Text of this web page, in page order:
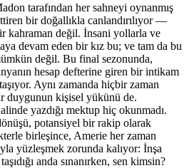
tarafından her sahneyi oynanmış
bir doğallıkla canlandırılıyor —
kahraman değil. İnsani yollarla ve
devam eden bir kız bu; ve tam da bu
değil. Bu final sezonunda,
hesap defterine giren bir intikam
Aynı zamanda hiçbir zaman
duygunun kişisel yükünü de.
yazdığı mektup hiç okunmadı.
potansiyel bir rakip olarak
birleşince, Amerie her zaman
yüzleşmek zorunda kalıyor: İnşa
anda sınanırken, sen kimsin?